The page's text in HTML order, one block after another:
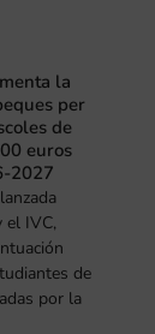
la
per
de
euros
2027
el IVC,
de
por la